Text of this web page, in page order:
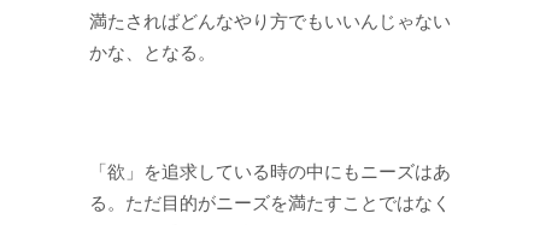
満たさればどんなやり方でもいいんじゃない
かな、となる。
「欲」を追求している時の中にもニーズはあ
る。ただ目的がニーズを満たすことではなく